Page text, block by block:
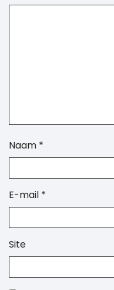
Naam *
E-mail *
Site